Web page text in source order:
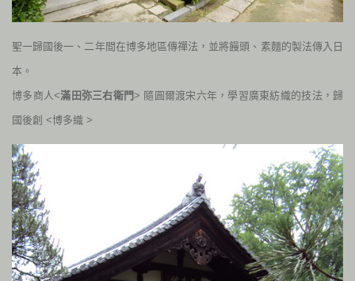
聖一歸國後一、二年間在博多地區傳禪法，並將饅頭、素麵的製法傳入 日
本。
博多商人<滿田弥三右衛門> 隨圓爾渡宋六年，學習廣東紡織的技法，歸
國後創 <博多織 >